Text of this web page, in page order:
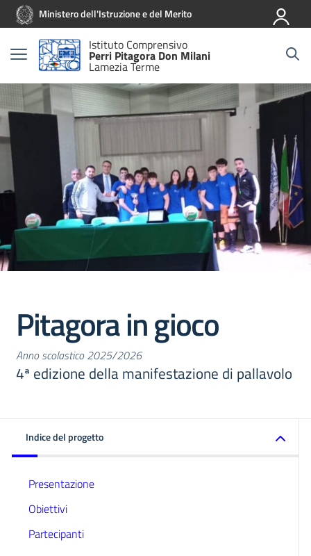
Vai ai contenuti
Vai al menu di navigazione
Vai al footerMinistero dell'Istruzione e del Merito
Istituto Comprensivo
Perri Pitagora Don Milani
Lamezia Terme
Pitagora in gioco
Anno scolastico 2025/2026
4ª edizione della manifestazione di pallavolo
Indice del progetto
Presentazione
Obiettivi
Partecipanti